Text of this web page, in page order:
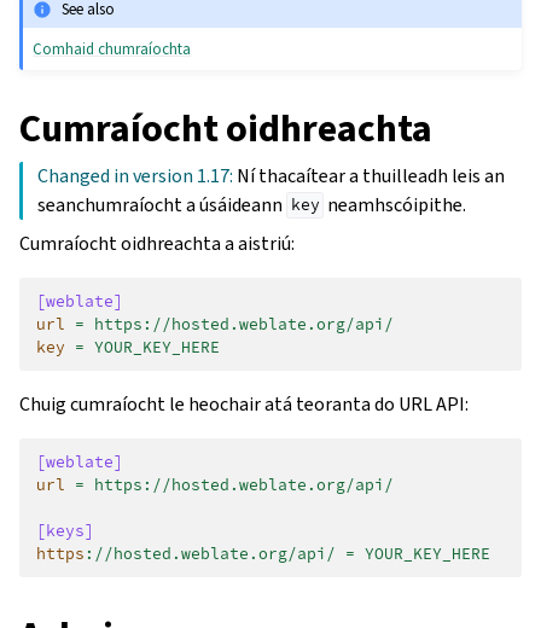
See also
Comhaid chumraíochta
Cumraíocht oidhreachta
Changed in version 1.17: Ní thacaítear a thuilleadh leis an
seanchumraíocht a úsáideann key neamhscóipithe.
Cumraíocht oidhreachta a aistriú:
[weblate]
url = https://hosted.weblate.org/api/
key = YOUR_KEY_HERE
Chuig cumraíocht le heochair atá teoranta do URL API:
[weblate]
url = https://hosted.weblate.org/api/
[keys]
https : //hosted.weblate.org/api/ = YOUR_KEY_HERE